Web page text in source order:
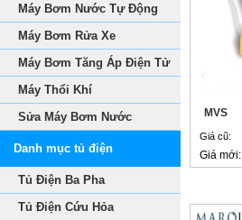
Máy Bơm Nước Tự Động
Máy Bơm Rửa Xe
Máy Bơm Tăng Áp Điện Tử
Máy Thổi Khí
Sửa Máy Bơm Nước
Danh mục tủ điện
Tủ Điện Ba Pha
Tủ Điện Cứu Hỏa
MVS
Giá cũ:
Giá mới: